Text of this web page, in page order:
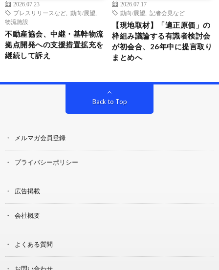
2026.07.23
プレスリリースなど
動向/展望
物流施設
不動産協会、中継・基幹物流
拠点開発への支援措置拡充を
継続して訴え
2026.07.17
動向/展望
記者会見など
【現地取材】「適正原価」の
枠組み議論する有識者検討会
が初会合、26年中に提言取り
まとめへ
Back to Top
メルマガ会員登録
プライバシーポリシー
広告掲載
会社概要
よくある質問